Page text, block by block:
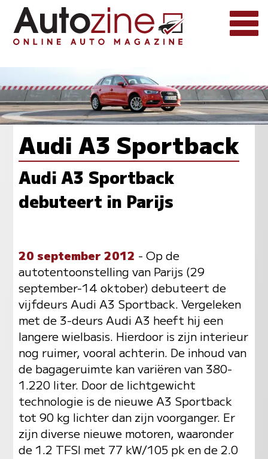
Audi A3 Sportback
Audi A3 Sportback
debuteert in Parijs
20 september 2012 - Op de
autotentoonstelling van Parijs (29
september-14 oktober) debuteert de
vijfdeurs Audi A3 Sportback. Vergeleken
met de 3-deurs Audi A3 heeft hij een
langere wielbasis. Hierdoor is zijn interieur
nog ruimer, vooral achterin. De inhoud van
de bagageruimte kan variëren van 380-
1.220 liter. Door de lichtgewicht
technologie is de nieuwe A3 Sportback
tot 90 kg lichter dan zijn voorganger. Er
zijn diverse nieuwe motoren, waaronder
de 1.2 TFSI met 77 kW/105 pk en de 2.0